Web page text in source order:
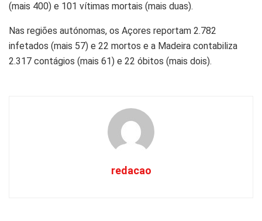
(mais 400) e 101 vítimas mortais (mais duas).
Nas regiões autónomas, os Açores reportam 2.782
infetados (mais 57) e 22 mortos e a Madeira contabiliza
2.317 contágios (mais 61) e 22 óbitos (mais dois).
redacao